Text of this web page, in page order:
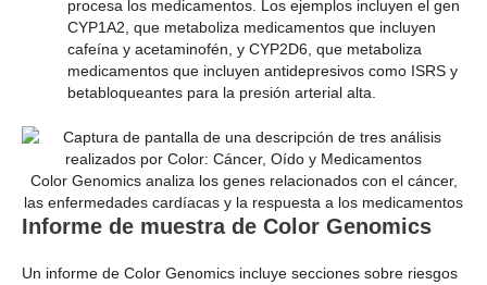
procesa los medicamentos. Los ejemplos incluyen el gen
CYP1A2, que metaboliza medicamentos que incluyen
cafeína y acetaminofén, y CYP2D6, que metaboliza
medicamentos que incluyen antidepresivos como ISRS y
betabloqueantes para la presión arterial alta.
Color Genomics analiza los genes relacionados con el cáncer,
las enfermedades cardíacas y la respuesta a los medicamentos
Informe de muestra de Color Genomics
Un informe de Color Genomics incluye secciones sobre riesgos